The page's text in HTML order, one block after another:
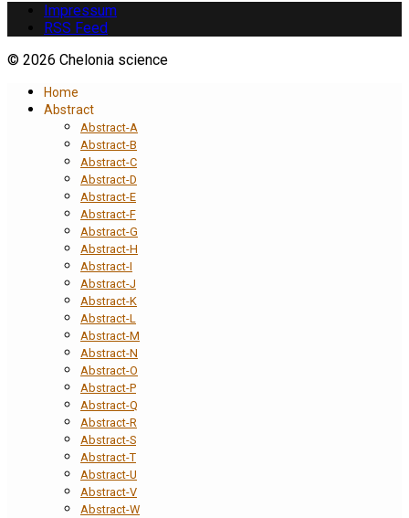
Impressum
RSS Feed
© 2026 Chelonia science
Home
Abstract
Abstract-A
Abstract-B
Abstract-C
Abstract-D
Abstract-E
Abstract-F
Abstract-G
Abstract-H
Abstract-I
Abstract-J
Abstract-K
Abstract-L
Abstract-M
Abstract-N
Abstract-O
Abstract-P
Abstract-Q
Abstract-R
Abstract-S
Abstract-T
Abstract-U
Abstract-V
Abstract-W